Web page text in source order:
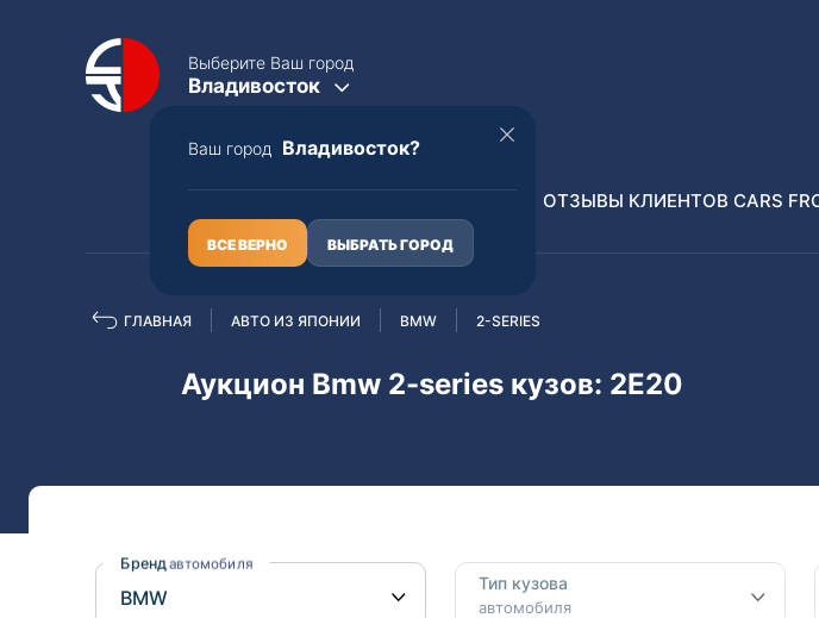
Выберите Ваш город
Владивосток
Ваш город Владивосток?
ВСЕ ВЕРНО ВЫБРАТЬ ГОРОД
Полная пошлина
Nissan
Mercedes-Benz
Nissan
Mazda
ОТЗЫВЫ КЛИЕНТОВ CARS
ГЛАВНАЯ АВТО ИЗ ЯПОНИИ BMW 2-SERIES
Аукцион Bmw 2-series кузов: 2E20
Бренд автомобиля
Тип кузова
автомобиля